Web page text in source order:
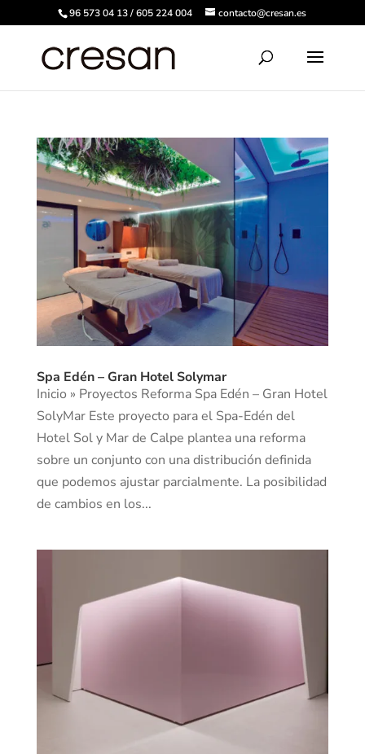
96 573 04 13 / 605 224 004 contacto@cresan.es
Spa Edén – Gran Hotel Solymar
Inicio » Proyectos Reforma Spa Edén – Gran Hotel
SolyMar Este proyecto para el Spa-Edén del
Hotel Sol y Mar de Calpe plantea una reforma
sobre un conjunto con una distribución definida
que podemos ajustar parcialmente. La posibilidad
de cambios en los...